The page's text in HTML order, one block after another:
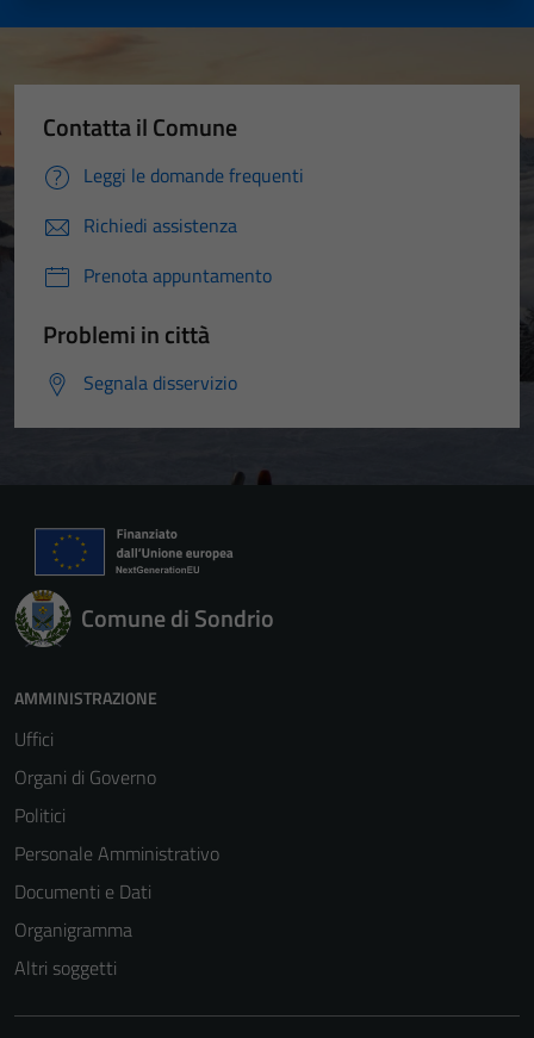
Contatta il Comune
Leggi le domande frequenti
Richiedi assistenza
Prenota appuntamento
Problemi in città
Segnala disservizio
Comune di Sondrio
AMMINISTRAZIONE
Uffici
Organi di Governo
Politici
Personale Amministrativo
Documenti e Dati
Organigramma
Altri soggetti